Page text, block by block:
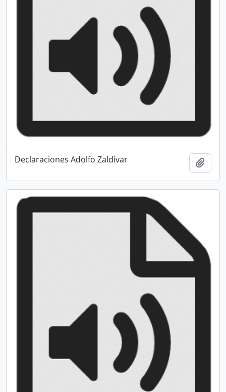
Declaraciones Adolfo Zaldívar